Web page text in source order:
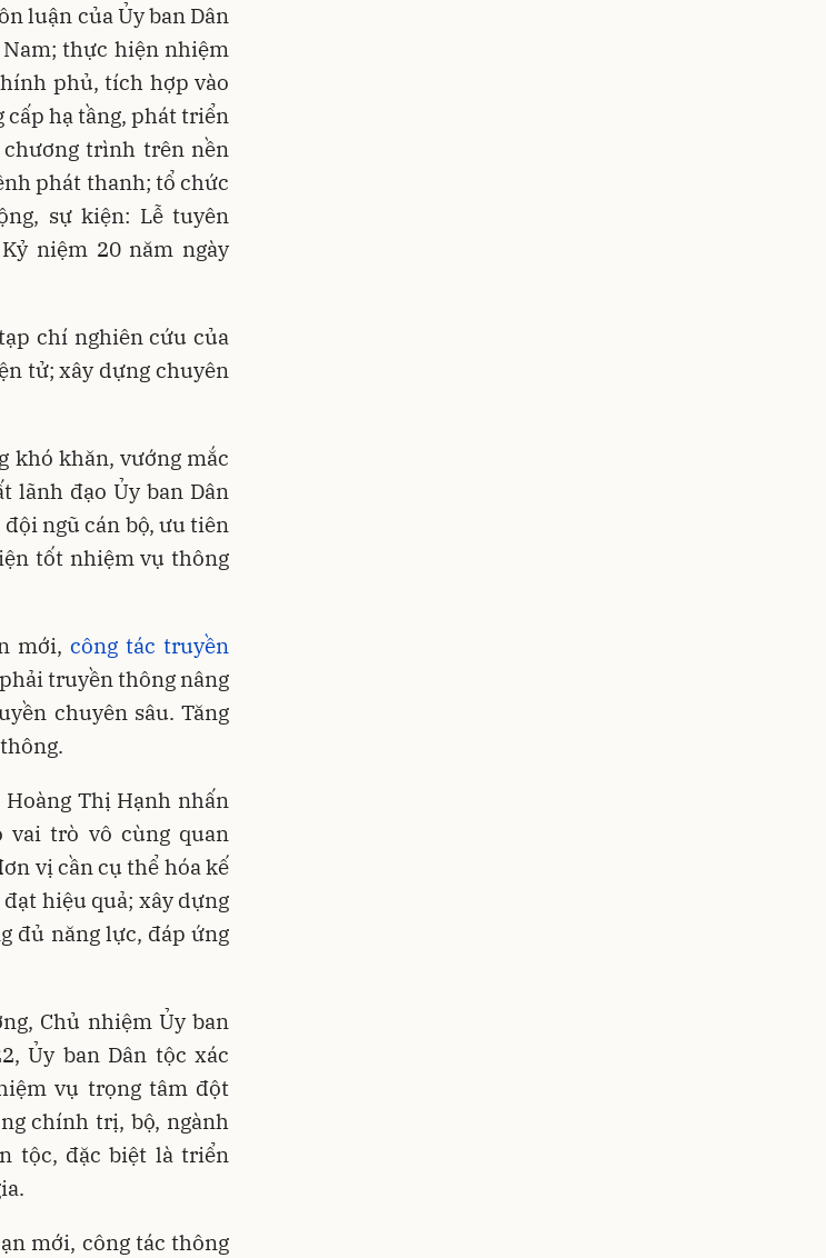
luận của Ủy ban Dân
thực hiện nhiệm
phủ, tích hợp vào
hạ tầng, phát triển
chương trình trên nền
phát thanh; tổ chức
sự kiện: Lễ tuyên
niệm 20 năm ngày
chí nghiên cứu của
tử; xây dựng chuyên
khó khăn, vướng mắc
lãnh đạo Ủy ban Dân
ngũ cán bộ, ưu tiên
tốt nhiệm vụ thông
mới, công tác truyền
truyền thông nâng
chuyên sâu. Tăng
Thị Hạnh nhấn
vai trò vô cùng quan
vị cần cụ thể hóa kế
hiệu quả; xây dựng
đủ năng lực, đáp ứng
Chủ nhiệm Ủy ban
Ủy ban Dân tộc xác
vụ trọng tâm đột
chính trị, bộ, ngành
tộc, đặc biệt là triển
mới, công tác thông